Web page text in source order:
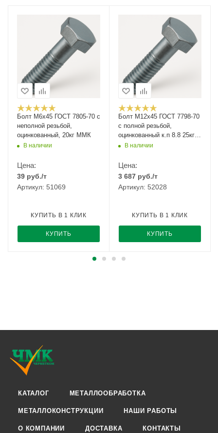
Болт М6х45 ГОСТ 7805-70 с
неполной резьбой,
оцинкованный, 20кг ММК
В наличии
Цена:
39 руб./т
Артикул: 51069
КУПИТЬ
КУПИТЬ В 1 КЛИК
Болт М12x45 ГОСТ 7798-70
с полной резьбой,
оцинкованный к.п 8.8 25кг
РМЗВ наличии
Цена:
3 687 руб./т
Артикул: 52028
КУПИТЬ
КУПИТЬ В 1 КЛИК
КАТАЛОГ МЕТАЛЛООБРАБОТКА
МЕТАЛЛОКОНСТРУКЦИИ НАШИ РАБОТЫ
О КОМПАНИИ ДОСТАВКА КОНТАКТЫ